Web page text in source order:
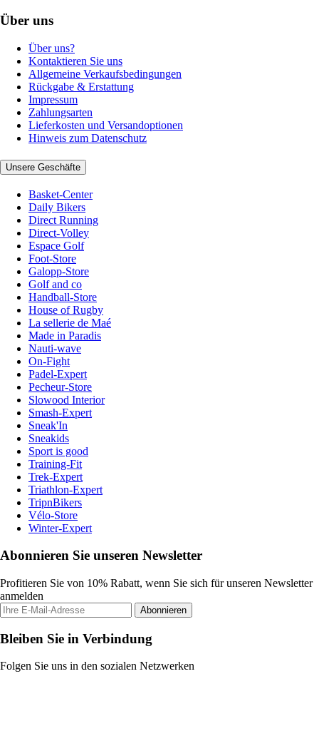
Über uns
Über uns?
Kontaktieren Sie uns
Allgemeine Verkaufsbedingungen
Rückgabe & Erstattung
Impressum
Zahlungsarten
Lieferkosten und Versandoptionen
Hinweis zum Datenschutz
Unsere Geschäfte
Basket-Center
Daily Bikers
Direct Running
Direct-Volley
Espace Golf
Foot-Store
Galopp-Store
Golf and co
Handball-Store
House of Rugby
La sellerie de Maé
Made in Paradis
Nauti-wave
On-Fight
Padel-Expert
Pecheur-Store
Slowood Interior
Smash-Expert
Sneak'In
Sneakids
Sport is good
Training-Fit
Trek-Expert
Triathlon-Expert
TripnBikers
Vélo-Store
Winter-Expert
Abonnieren Sie unseren Newsletter
Profitieren Sie von 10% Rabatt, wenn Sie sich für unseren Newsletter
anmelden
Abonnieren
Bleiben Sie in Verbindung
Folgen Sie uns in den sozialen Netzwerken